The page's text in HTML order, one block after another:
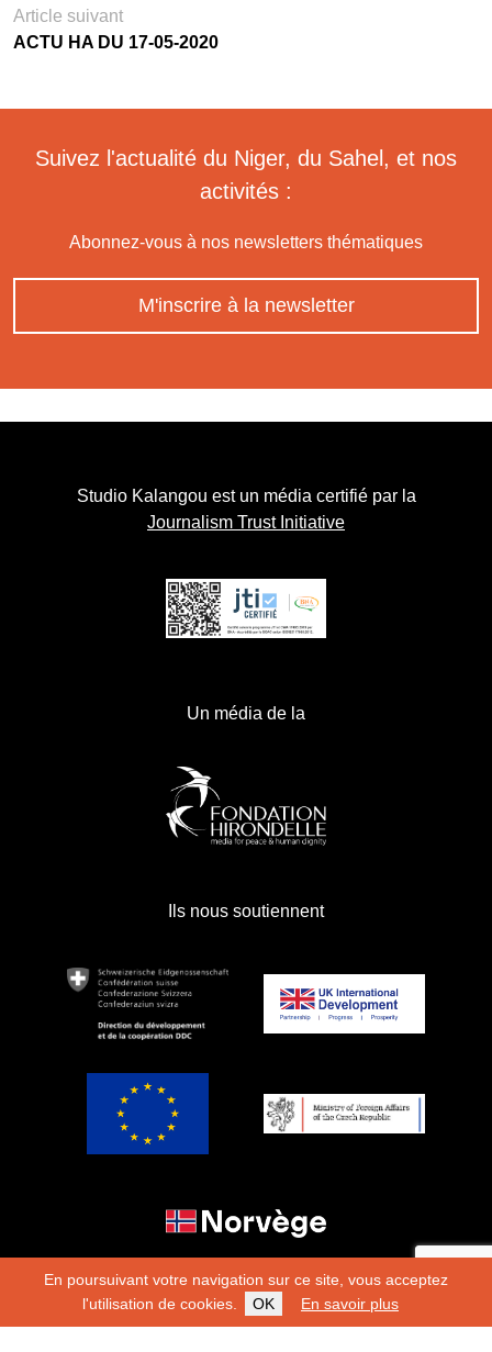
En poursuivant votre navigation sur ce site, vous acceptez
l'utilisation de cookies.
OK En savoir plus
Article suivant
ACTU HA DU 17-05-2020
Suivez l'actualité du Niger, du Sahel, et nos
activités :
Abonnez-vous à nos newsletters thématiques
M'inscrire à la newsletter
Studio Kalangou est un média certifié par la
Journalism Trust Initiative
Un média de la
Ils nous soutiennent